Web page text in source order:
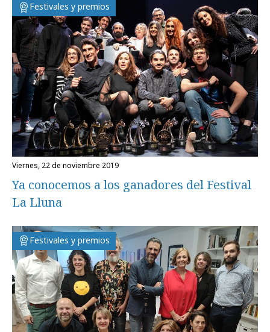
Festivales y premios
viernes, 22 de noviembre 2019
Ya conocemos a los ganadores del Festival
La Lluna
Festivales y premios